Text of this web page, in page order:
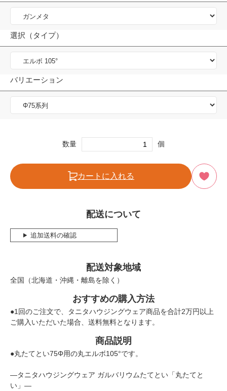
選択（タイプ）
バリエーション
数量 個
カートに入れる
配送について
追加送料の確認
配送対象地域
全国（北海道・沖縄・離島を除く）
おすすめの購入方法
●1回のご注文で、タニタハウジングウェア商品を合計2万円以上
ご購入いただいた場合、送料無料となります。
商品説明
●丸たてとい75Φ用の丸エルボ105°です。
―タニタハウジングウェア ガルバリウムたてとい「丸たてと
い」―